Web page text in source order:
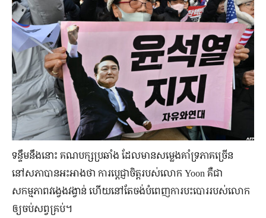
ទន្ទឹមនឹងនោះ គណបក្សប្រឆាំង ដែលមានសម្លេងគាំទ្រភាគច្រើន
នៅសភាបានអះអាងថា ការប្ដេជ្ញាចិត្តរបស់លោក Yoon គឺជា
សកម្មភាពវង្វេងវង្វាន់ ហើយនៅតែចង់បំពេញការបះបោររបស់លោក
ឲ្យចប់សព្វគ្រប់។